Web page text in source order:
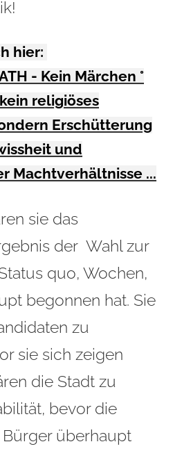
hier:
- Kein Märchen °
religiöses
Erschütterung
und
Machtverhältnisse ...
sie das
der Wahl zur
quo, Wochen,
begonnen hat. Sie
zu
sie sich zeigen
die Stadt zu
bevor die
überhaupt